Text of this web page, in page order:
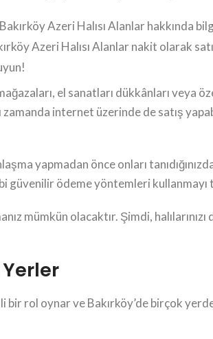
Azeri Halısı Alanlar hakkında
Azeri Halısı Alanlar nakit olarak
el sanatları dükkânları veya
zamanda internet üzerinde de satış
yapmadan önce onları
ödeme yöntemleri kullanmayı
mümkün olacaktır. Şimdi,
Yerler
rol oynar ve Bakırköy’de birçok